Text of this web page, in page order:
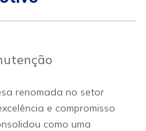
renomada no setor
e compromisso
como uma